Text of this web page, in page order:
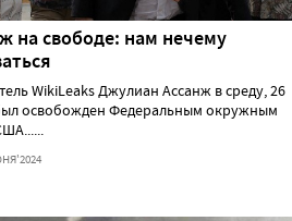
на свободе: нам нечему
WikiLeaks Джулиан Ассанж в среду, 26
освобожден Федеральным окружным